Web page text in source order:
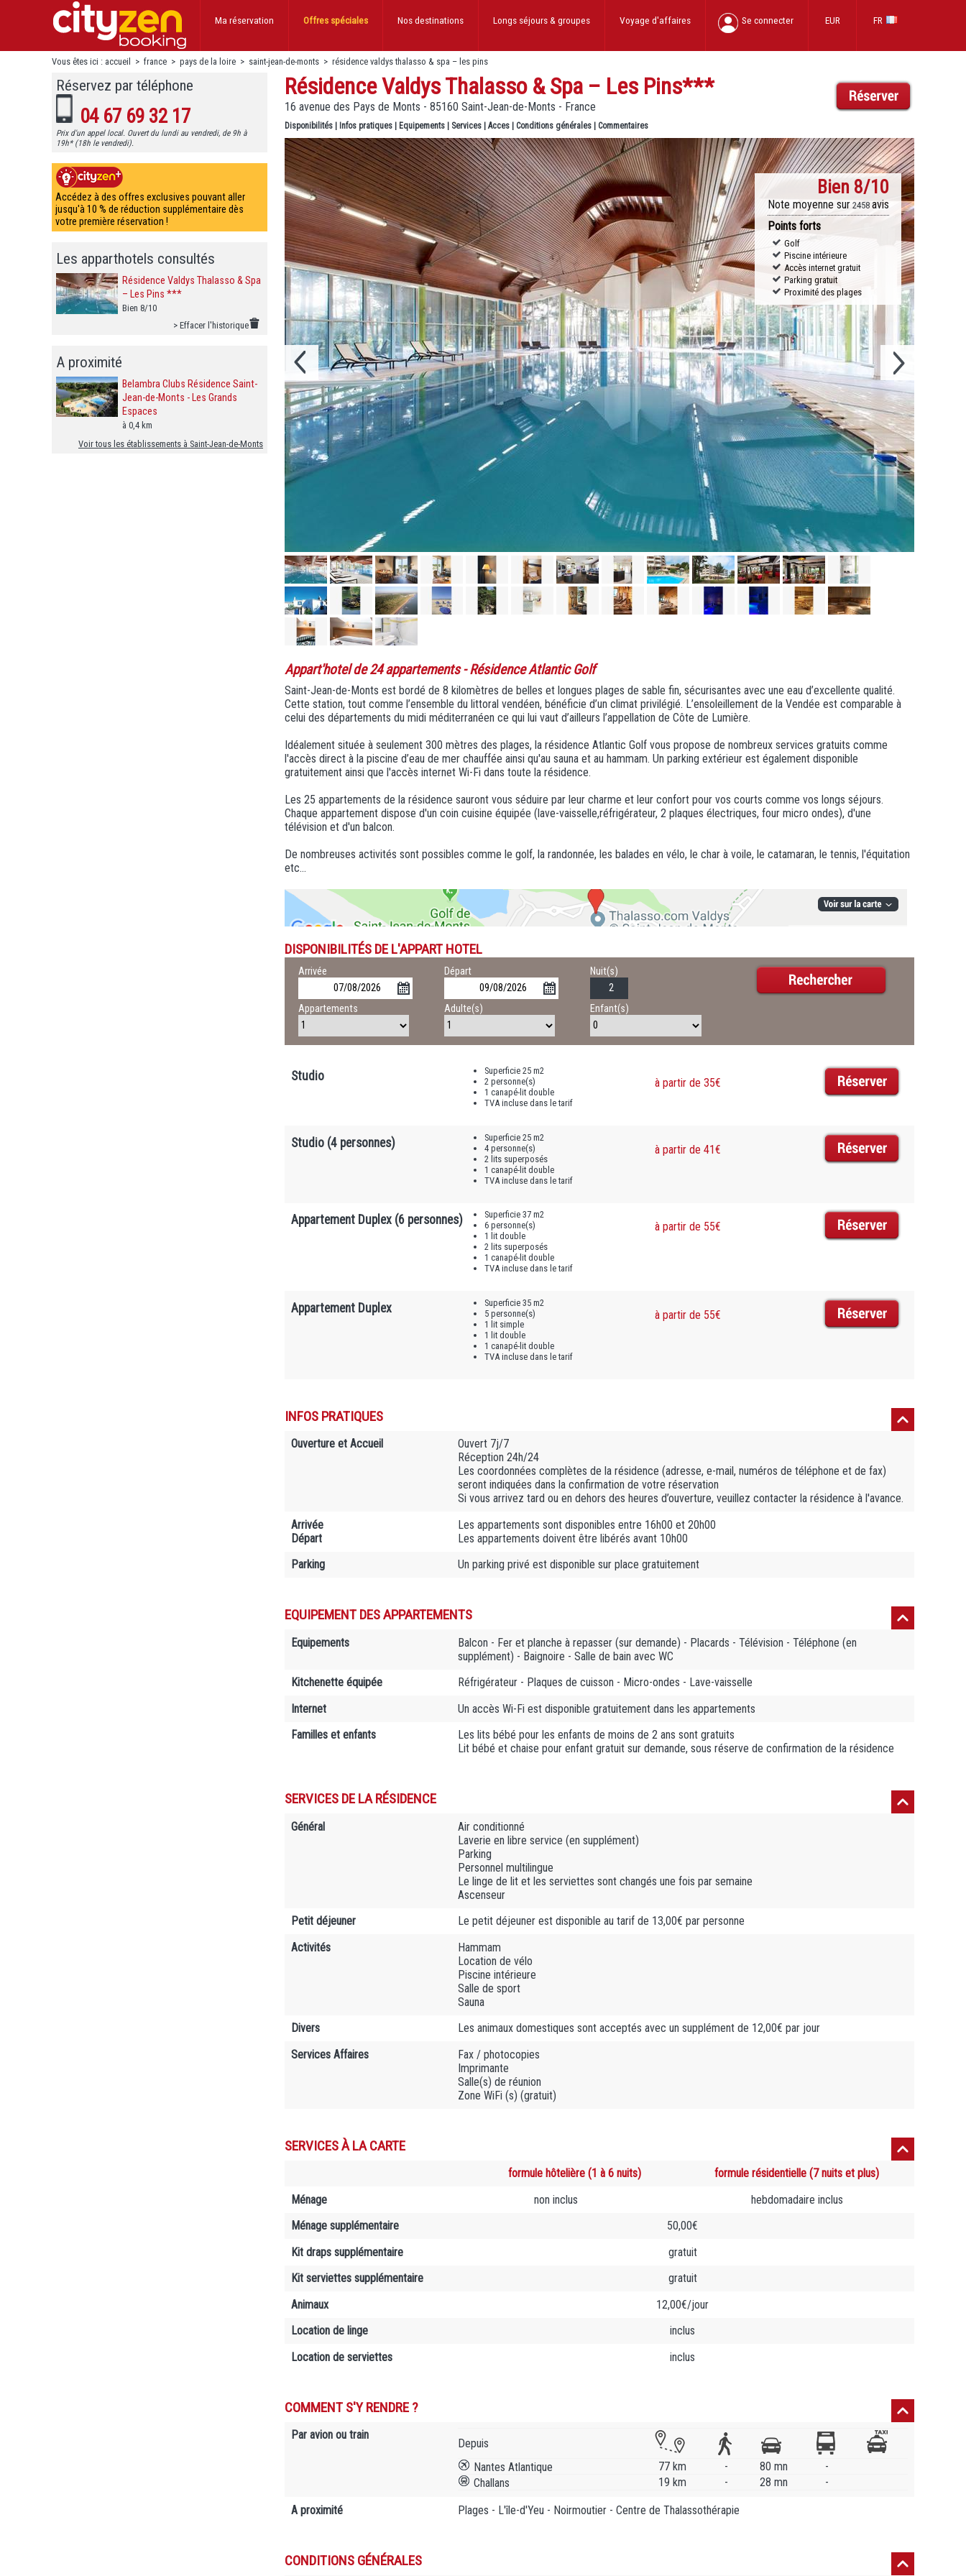
FR
EUR
Se connecter
Voyage d'affaires
Longs séjours& groupes
Nos destinations
Offres spéciales
Ma réservation
Vous êtes ici : accueil > france > pays de la loire > saint-jean-de-monts > résidence valdys thalasso & spa – les pins
Réservez par téléphone
04 67 69 32 17
Prix d'un appel local. Ouvert du lundi au vendredi, de 9h à
19h* (18h le vendredi).
Accédez à des offres exclusives pouvant aller
jusqu'à 10 % de réduction supplémentaire dès
votre première réservation !
Les apparthotels consultés
Résidence Valdys Thalasso & Spa
– Les Pins ***
Bien 8/10
> Effacer l'historique
A proximité
Belambra Clubs Résidence Saint-
Jean-de-Monts - Les Grands
Espaces
à 0,4 km
Voir tous les établissements à Saint-Jean-de-Monts
Résidence Valdys Thalasso & Spa – Les Pins***
16 avenue des Pays de Monts - 85160 Saint-Jean-de-Monts - France
Disponibilités Infos pratiques Equipements Services |Acces Conditions générales Commentaires
Bien 8/10
Note moyenne sur2458 avis
Points forts
Golf
Piscine intérieure
Accès internet gratuit
Parking gratuit
Proximité des plages
Appart'hotel de 24 appartements- Résidence Atlantic Golf
Saint-Jean-de-Monts est bordé de 8 kilomètres de belles et longues plages de sable fin, sécurisantes avec une eau d’excellente qualité.
Cette station, tout comme l’ensemble du littoral vendéen, bénéficie d’un climat privilégié. L’ensoleillement de la Vendée est comparable à
celui des départements du midi méditerranéen ce qui lui vaut d’ailleurs l’appellation de Côte de Lumière.
Idéalement située à seulement 300 mètres des plages, la résidence Atlantic Golf vous propose de nombreux services gratuits comme
l'accès direct à la piscine d’eau de mer chauffée ainsi qu'au sauna et au hammam. Un parking extérieur est également disponible
gratuitement ainsi que l'accès internet Wi-Fi dans toute la résidence.
Les 25 appartements de la résidence sauront vous séduire par leur charme et leur confort pour vos courts comme vos longs séjours.
Chaque appartement dispose d'un coin cuisine équipée (lave-vaisselle,réfrigérateur, 2 plaques électriques, four micro ondes), d'une
télévision et d'un balcon.
De nombreuses activités sont possibles comme le golf, la randonnée, les balades en vélo, le char à voile, le catamaran, le tennis, l'équitation
etc...
DISPONIBILITÉS DE L'APPART HOTEL
Arrivée Départ Nuit(s)
Appartements Adulte(s) Enfant(s)
Studio
Superficie 25 m2
2 personne(s)
1 canapé-lit double
TVA incluse dans le tarif
à partir de 35€
Studio (4 personnes)
Superficie 25 m2
4 personne(s)
2 lits superposés
1 canapé-lit double
TVA incluse dans le tarif
à partir de 41€
Appartement Duplex (6 personnes)
Superficie 37 m2
6 personne(s)
1 lit double
2 lits superposés
1 canapé-lit double
TVA incluse dans le tarif
à partir de 55€
Appartement Duplex
Superficie 35 m2
5 personne(s)
1 lit simple
1 lit double
1 canapé-lit double
TVA incluse dans le tarif
à partir de 55€
INFOS PRATIQUES
Ouverture et Accueil
Ouvert 7j/7
Réception 24h/24
Les coordonnées complètes de la résidence (adresse, e-mail, numéros de téléphone et de fax)
seront indiquées dans la confirmation de votre réservation
Si vous arrivez tard ou en dehors des heures d’ouverture, veuillez contacter la résidence à l'avance.
Arrivée
Départ
Les appartements sont disponibles entre 16h00 et 20h00
Les appartements doivent être libérés avant 10h00
Parking
Un parking privé est disponible sur place gratuitement
EQUIPEMENT DES APPARTEMENTS
Equipements
Balcon - Fer et planche à repasser (sur demande) - Placards - Télévision - Téléphone (en
supplément) - Baignoire - Salle de bain avec WC
Kitchenette équipée
Réfrigérateur - Plaques de cuisson - Micro-ondes - Lave-vaisselle
Internet
Un accès Wi-Fi est disponible gratuitement dans les appartements
Familles et enfants
Les lits bébé pour les enfants de moins de 2 ans sont gratuits
Lit bébé et chaise pour enfant gratuit sur demande, sous réserve de confirmation de la résidence
SERVICES DE LA RÉSIDENCE
Général
Air conditionné
Laverie en libre service (en supplément)
Parking
Personnel multilingue
Le linge de lit et les serviettes sont changés une fois par semaine
Ascenseur
Petit déjeuner
Le petit déjeuner est disponible au tarif de 13,00€ par personne
Activités
Hammam
Location de vélo
Piscine intérieure
Salle de sport
Sauna
Divers
Les animaux domestiques sont acceptés avec un supplément de 12,00€ par jour
Services Affaires
Fax / photocopies
Imprimante
Salle(s) de réunion
Zone WiFi (s) (gratuit)
SERVICES À LA CARTE
formule résidentielle (7 nuits et plus)
formule hôtelière (1 à 6 nuits)
Ménage
hebdomadaire inclus
non inclus
Ménage supplémentaire
50,00€
Kit draps supplémentaire
gratuit
Kit serviettes supplémentaire
gratuit
Animaux
12,00€/jour
Location de linge
inclus
Location de serviettes
inclus
COMMENT S'Y RENDRE ?
Par avion ou train
Depuis
Nantes Atlantique
77 km - 80 mn
-
Challans
19 km - 28 mn -
A proximité Plages - L'île-d'Yeu - Noirmoutier - Centre de Thalassothérapie
CONDITIONS GÉNÉRALES